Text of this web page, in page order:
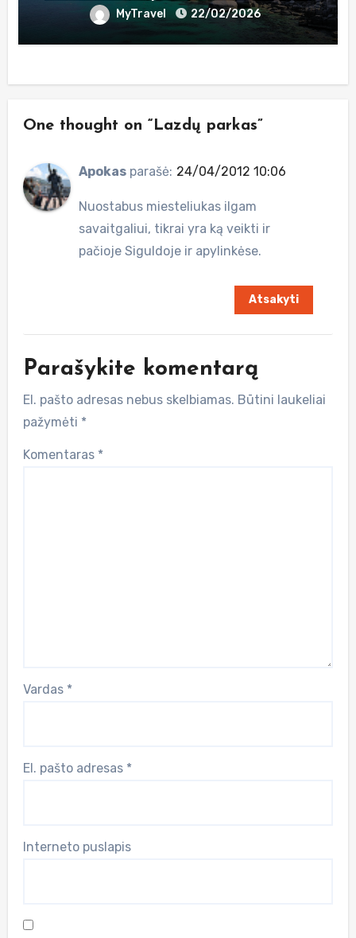
MyTravel 22/02/2026
One thought on “Lazdų parkas”
Apokas parašė: 24/04/2012 10:06
Nuostabus miesteliukas ilgam
savaitgaliui, tikrai yra ką veikti ir
pačioje Siguldoje ir apylinkėse.
Atsakyti
Parašykite komentarą
El. pašto adresas nebus skelbiamas. Būtini laukeliai
pažymėti *
Komentaras *
Vardas *
El. pašto adresas *
Interneto puslapis